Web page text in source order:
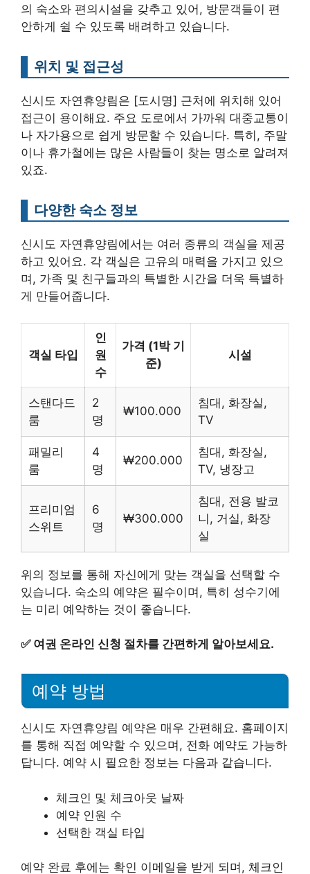
의 숙소와 편의시설을 갖추고 있어, 방문객들이 편
안하게 쉴 수 있도록 배려하고 있습니다.
위치 및 접근성
신시도 자연휴양림은 [도시명] 근처에 위치해 있어
접근이 용이해요. 주요 도로에서 가까워 대중교통이
나 자가용으로 쉽게 방문할 수 있습니다. 특히, 주말
이나 휴가철에는 많은 사람들이 찾는 명소로 알려져
있죠.
다양한 숙소 정보
신시도 자연휴양림에서는 여러 종류의 객실을 제공
하고 있어요. 각 객실은 고유의 매력을 가지고 있으
며, 가족 및 친구들과의 특별한 시간을 더욱 특별하
게 만들어줍니다.
객실 타입
인
원
수
가격 (1박 기
준)
시설
스탠다드
룸
2
명
₩100.000
침대, 화장실,
TV
패밀리
룸
4
명
₩200.000
침대, 화장실,
TV, 냉장고
프리미엄
스위트
6
명
₩300.000
침대, 전용 발코
니, 거실, 화장
실
위의 정보를 통해 자신에게 맞는 객실을 선택할 수
있습니다. 숙소의 예약은 필수이며, 특히 성수기에
는 미리 예약하는 것이 좋습니다.
✅ 여권 온라인 신청 절차를 간편하게 알아보세요.
예약 방법
신시도 자연휴양림 예약은 매우 간편해요. 홈페이지
를 통해 직접 예약할 수 있으며, 전화 예약도 가능하
답니다. 예약 시 필요한 정보는 다음과 같습니다.
체크인 및 체크아웃 날짜
예약 인원 수
선택한 객실 타입
예약 완료 후에는 확인 이메일을 받게 되며, 체크인